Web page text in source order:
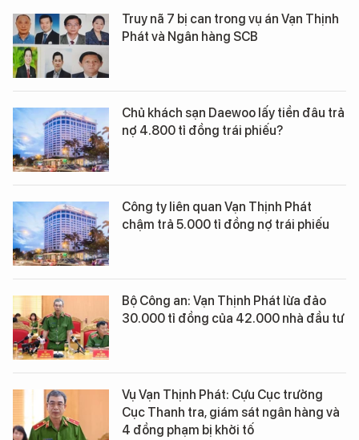
Truy nã 7 bị can trong vụ án Vạn Thịnh
Phát và Ngân hàng SCB
Chủ khách sạn Daewoo lấy tiền đâu trả
nợ 4.800 tỉ đồng trái phiếu?
Công ty liên quan Vạn Thịnh Phát
chậm trả 5.000 tỉ đồng nợ trái phiếu
Bộ Công an: Vạn Thịnh Phát lừa đảo
30.000 tỉ đồng của 42.000 nhà đầu tư
Vụ Vạn Thịnh Phát: Cựu Cục trưởng
Cục Thanh tra, giám sát ngân hàng và
4 đồng phạm bị khởi tố